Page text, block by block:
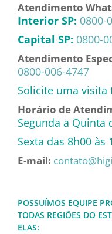
Atendimento
Interior SP: 0800-
Capital SP: 0800-
Atendimento
0800-006-4747
Solicite uma
Horário de
Segunda a Quinta
Sexta das 8h00 às
E-mail:
POSSUÍMOS EQUIPE
TODAS REGIÕES DO
ELAS: